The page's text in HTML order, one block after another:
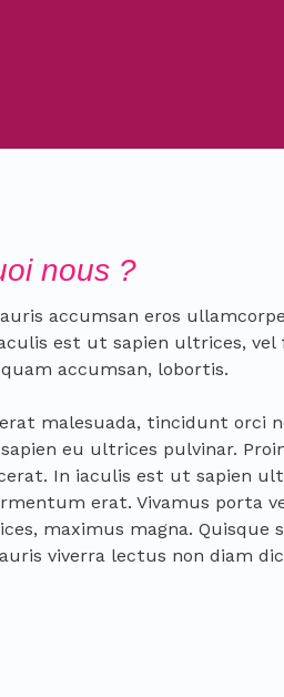
nous ?
accumsan eros
est ut sapien ultrices,
accumsan, lobortis.
malesuada, tincidunt orci
eu ultrices pulvinar.
In iaculis est ut sapien
erat. Vivamus porta
maximus magna. Quisque
viverra lectus non diam